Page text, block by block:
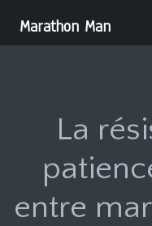
Marathon Man
La
entre